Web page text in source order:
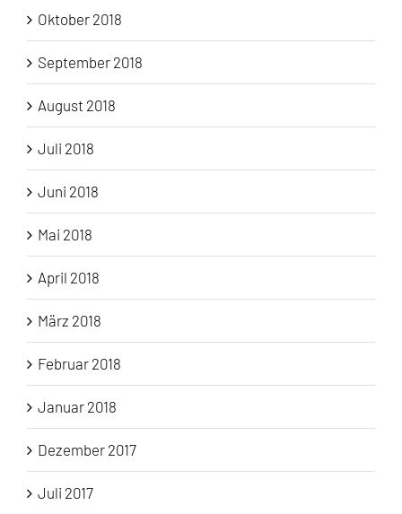
Oktober 2018
September 2018
August 2018
Juli 2018
Juni 2018
Mai 2018
April 2018
März 2018
Februar 2018
Januar 2018
Dezember 2017
Juli 2017